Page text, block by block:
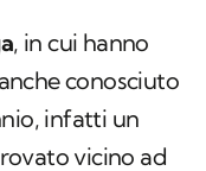
, in cui hanno
conosciuto
infatti un
vicino ad